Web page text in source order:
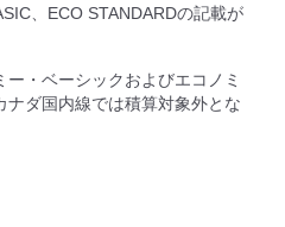
、ECO STANDARDの記載が
・ベーシックおよびエコノミ
ナダ国内線では積算対象外とな